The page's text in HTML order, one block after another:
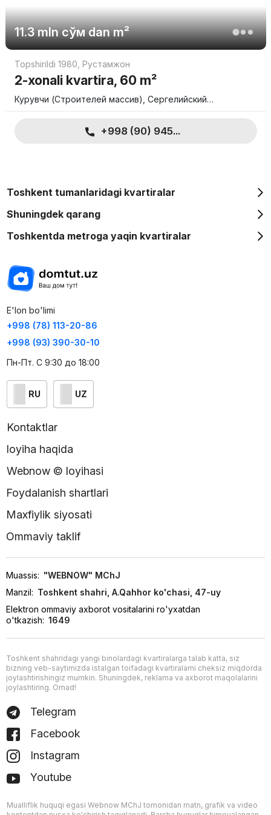
4-kompant 173 dan 184 kvadrat metrgacha va qiymati 1 554 300
000 so'mgacha.
Siz 24 oygacha bo'lib-bo'lib uy sotib olishingiz mumkin. Batafsil
ma'lumot uchun, iltimos, ishlab chiqaruvchiga murojaat qiling.
11.3 mln сўмdan m²
Topshirildi 1980 Рустамжон
2-xonali kvartira, 60 m²
Курувчи (Строителей массив), Сергелийский…
+998 (90) 945...
Toshkent tumanlaridagi kvartiralar
Shuningdek qarang
Toshkentda metroga yaqin kvartiralar
E'lon bo'limi
+998 (78) 113-20-86
+998 (93) 390-30-10
Пн-Пт. С 9:30 до 18:00
RU UZ
Kontaktlar
loyiha haqida
Webnow © loyihasi
Foydalanish shartlari
Maxfiylik siyosati
Ommaviy taklif
Muassis: "WEBNOW" MChJ
Manzil: Toshkent shahri, A.Qahhor ko'chasi, 47-uy
Elektron ommaviy axborot vositalarini ro'yxatdan
o'tkazish: 1649
Toshkent shahridagi yangi binolardagi kvartiralarga talab katta, siz
bizning veb-saytimizda istalgan toifadagi kvartiralarni cheksiz miqdorda
joylashtirishingiz mumkin. Shuningdek, reklama va axborot maqolalarini
joylashtiring. Omad!
Telegram
Facebook
Instagram
Youtube
Mualliflik huquqi egasi Webnow MChJ tomonidan matn, grafik va video